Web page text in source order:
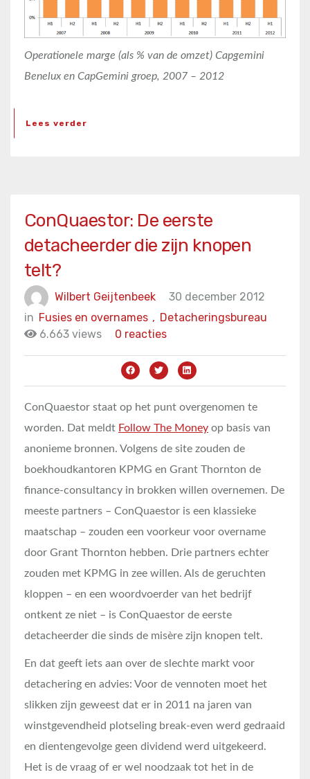
Operationele marge (als % van de omzet) Capgemini
Benelux en CapGemini groep, 2007 – 2012
Lees verder
ConQuaestor: De eerste
detacheerder die zijn knopen
telt?
Wilbert Geijtenbeek
30 december 2012
in
Detacheringsbureau
Fusies en overnames ,
6.663 views
0 reacties
ConQuaestor staat op het punt overgenomen te
worden. Dat meldt Follow The Money op basis van
anonieme bronnen. Volgens de site zouden de
boekhoudkantoren KPMG en Grant Thornton de
finance-consultancy in brokken willen overnemen. De
meeste partners – ConQuaestor is een klassieke
maatschap – zouden een voorkeur voor overname
door Grant Thornton hebben. Drie partners echter
zouden met KPMG in zee willen. Als de geruchten
kloppen – en een woordvoerder van het bedrijf
ontkent ze niet – is ConQuaestor de eerste
detacheerder die sinds de misère zijn knopen telt.
En dat geeft iets aan over de slechte markt voor
detachering en advies: Voor de vennoten moet het
slikken zijn geweest dat er in 2011 na jaren van
winstgevendheid plotseling break-even werd gedraaid
en dientengevolge geen dividend werd uitgekeerd.
Het is de vraag of er wel noodzaak tot het in de